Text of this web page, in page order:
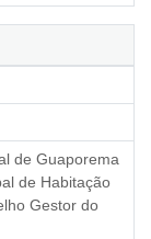
de Guaporema
de Habitação
Gestor do